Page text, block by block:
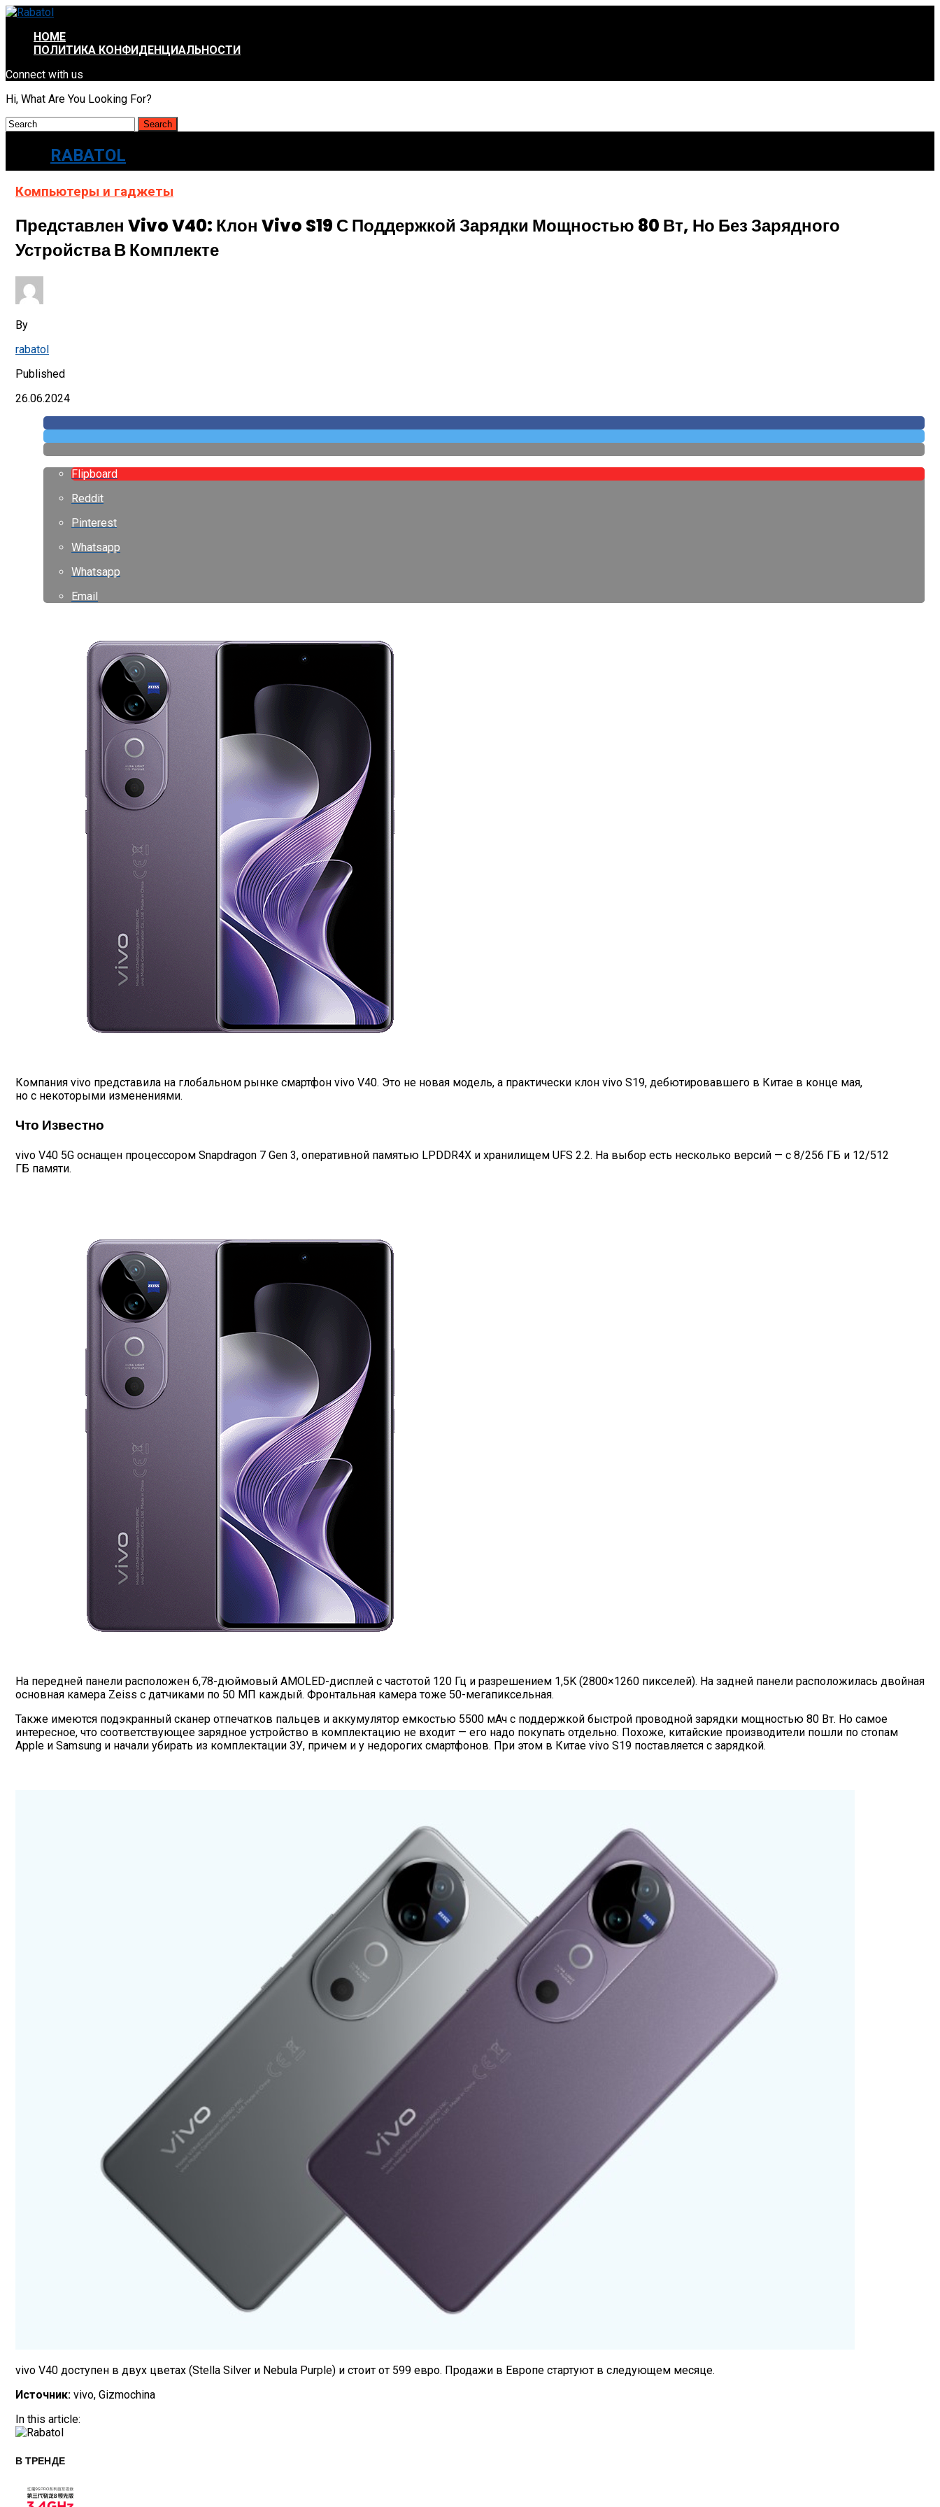
HOME
ПОЛИТИКА КОНФИДЕНЦИАЛЬНОСТИ
Connect with us
Hi, What Are You Looking For?
RABATOL
Компьютеры и гаджеты
Представлен Vivo V40: Клон Vivo S19 С Поддержкой Зарядки Мощностью 80 Вт, Но Без Зарядного
Устройства В Комплекте
By
rabatol
Published
26.06.2024
Flipboard
Reddit
Pinterest
Whatsapp
Whatsapp
Email
Компания vivo представила на глобальном рынке смартфон vivo V40. Это не новая модель, а практически клон vivo S19, дебютировавшего в Китае в конце мая,
но с некоторыми изменениями.
Что Известно
vivo V40 5G оснащен процессором Snapdragon 7 Gen 3, оперативной памятью LPDDR4X и хранилищем UFS 2.2. На выбор есть несколько версий — с 8/256 ГБ и 12/512
ГБ памяти.
На передней панели расположен 6,78-дюймовый AMOLED-дисплей с частотой 120 Гц и разрешением 1,5K (2800×1260 пикселей). На задней панели расположилась двойная
основная камера Zeiss с датчиками по 50 МП каждый. Фронтальная камера тоже 50-мегапиксельная.
Также имеются подэкранный сканер отпечатков пальцев и аккумулятор емкостью 5500 мАч с поддержкой быстрой проводной зарядки мощностью 80 Вт. Но самое
интересное, что соответствующее зарядное устройство в комплектацию не входит — его надо покупать отдельно. Похоже, китайские производители пошли по стопам
Apple и Samsung и начали убирать из комплектации ЗУ, причем и у недорогих смартфонов. При этом в Китае vivo S19 поставляется с зарядкой.
vivo V40 доступен в двух цветах (Stella Silver и Nebula Purple) и стоит от 599 евро. Продажи в Европе стартуют в следующем месяце.
Источник: vivo, Gizmochina
In this article:
В ТРЕНДЕ